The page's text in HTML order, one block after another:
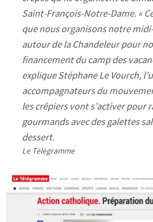
Saint-François-Notre-Dame. «
que nous organisons notre
autour de la Chandeleur pour
financement du camp des
explique Stéphane Le Vourch,
accompagnateurs du
les crêpiers vont s’activer pour
gourmands avec des galettes
dessert.
Le Télégramme